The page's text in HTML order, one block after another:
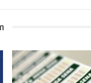
NOTÍCIAS